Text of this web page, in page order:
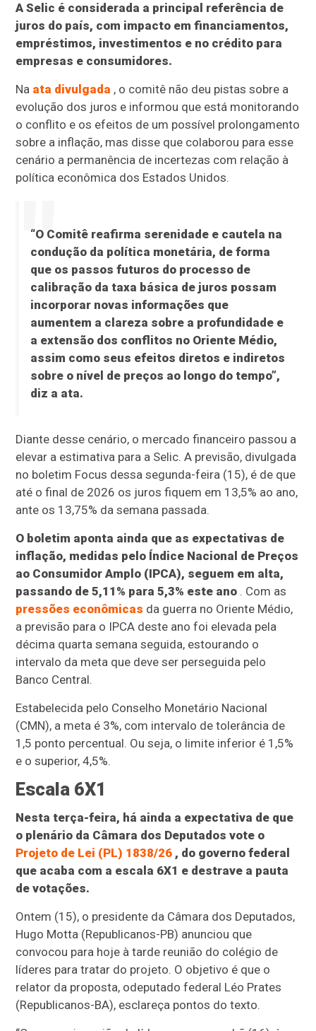
A Selic é considerada a principal referência de
juros do país, com impacto em financiamentos,
empréstimos, investimentos e no crédito para
empresas e consumidores.
Na ata divulgada , o comitê não deu pistas sobre a
evolução dos juros e informou que está monitorando
o conflito e os efeitos de um possível prolongamento
sobre a inflação, mas disse que colaborou para esse
cenário a permanência de incertezas com relação à
política econômica dos Estados Unidos.
“O Comitê reafirma serenidade e cautela na
condução da política monetária, de forma
que os passos futuros do processo de
calibração da taxa básica de juros possam
incorporar novas informações que
aumentem a clareza sobre a profundidade e
a extensão dos conflitos no Oriente Médio,
assim como seus efeitos diretos e indiretos
sobre o nível de preços ao longo do tempo”,
diz a ata.
Diante desse cenário, o mercado financeiro passou a
elevar a estimativa para a Selic. A previsão, divulgada
no boletim Focus dessa segunda-feira (15), é de que
até o final de 2026 os juros fiquem em 13,5% ao ano,
ante os 13,75% da semana passada.
O boletim aponta ainda que as expectativas de
inflação, medidas pelo Índice Nacional de Preços
ao Consumidor Amplo (IPCA), seguem em alta,
passando de 5,11% para 5,3% este ano . Com as
pressões econômicas da guerra no Oriente Médio,
a previsão para o IPCA deste ano foi elevada pela
décima quarta semana seguida, estourando o
intervalo da meta que deve ser perseguida pelo
Banco Central.
Estabelecida pelo Conselho Monetário Nacional
(CMN), a meta é 3%, com intervalo de tolerância de
1,5 ponto percentual. Ou seja, o limite inferior é 1,5%
e o superior, 4,5%.
Escala 6X1
Nesta terça-feira, há ainda a expectativa de que
o plenário da Câmara dos Deputados vote o
Projeto de Lei (PL) 1838/26 , do governo federal
que acaba com a escala 6X1 e destrave a pauta
de votações.
Ontem (15), o presidente da Câmara dos Deputados,
Hugo Motta (Republicanos-PB) anunciou que
convocou para hoje à tarde reunião do colégio de
líderes para tratar do projeto. O objetivo é que o
relator da proposta, odeputado federal Léo Prates
(Republicanos-BA), esclareça pontos do texto.